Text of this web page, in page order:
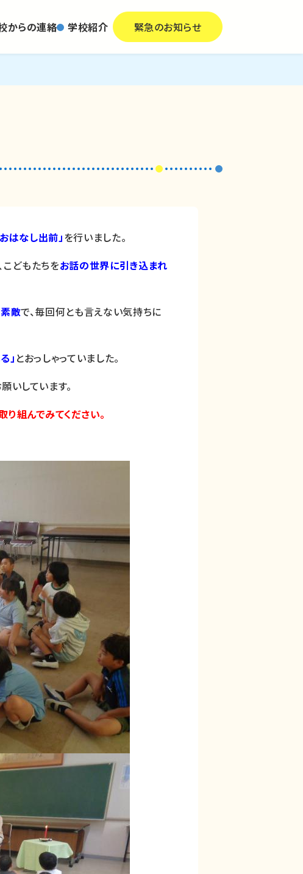
からの連絡 学校紹介 緊急のお知らせ
おはなし出前」を行いました。
こどもたちをお話の世界に引き込まれ
敵で、毎回何とも言えない気持ちに
」 とおっしゃっていました。
いしています。
組んでみてください。